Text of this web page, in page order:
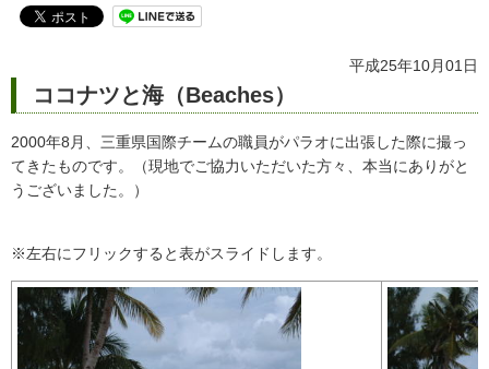
平成25年10月01日
ココナツと海（Beaches）
2000年8月、三重県国際チームの職員がパラオに出張した際に撮っ
てきたものです。（現地でご協力いただいた方々、本当にありがと
うございました。）
※左右にフリックすると表がスライドします。